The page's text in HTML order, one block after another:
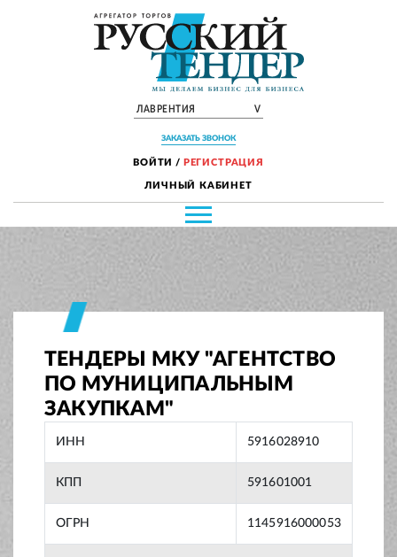
ЛАВРЕНТИЯ V
ЗАКАЗАТЬ ЗВОНОК
ВОЙТИ / РЕГИСТРАЦИЯ
ЛИЧНЫЙ КАБИНЕТ
ТЕНДЕРЫ МКУ "АГЕНТСТВО
ПО МУНИЦИПАЛЬНЫМ
ЗАКУПКАМ"
ИНН 5916028910
КПП 591601001
ОГРН 1145916000053